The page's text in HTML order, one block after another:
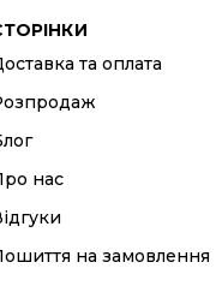
та оплата
нас
на замовлення